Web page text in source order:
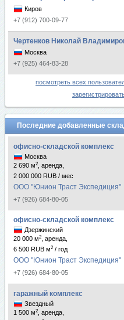
Киров
+7 (912) 700-09-77
Чертенков Николай
Москва
+7 (925) 464-83-28
посмотреть всех
Последние добавленные
офисно-складской комплекс
Москва
2 690 м2
, аренда,
2 000 000 RUB / мес
ООО "Юнион Траст Экспедиция"
+7 (926) 684-80-05
офисно-складской комплекс
Дзержинский
20 000 м2
, аренда,
6 500 RUB м2 / год
ООО "Юнион Траст Экспедиция"
+7 (926) 684-80-05
гаражный комплекс
Звездный
1 500 м2
, аренда,